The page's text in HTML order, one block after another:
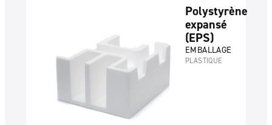
Polystyrène
expansé
(EPS)
EMBALLAGE
PLASTIQUE